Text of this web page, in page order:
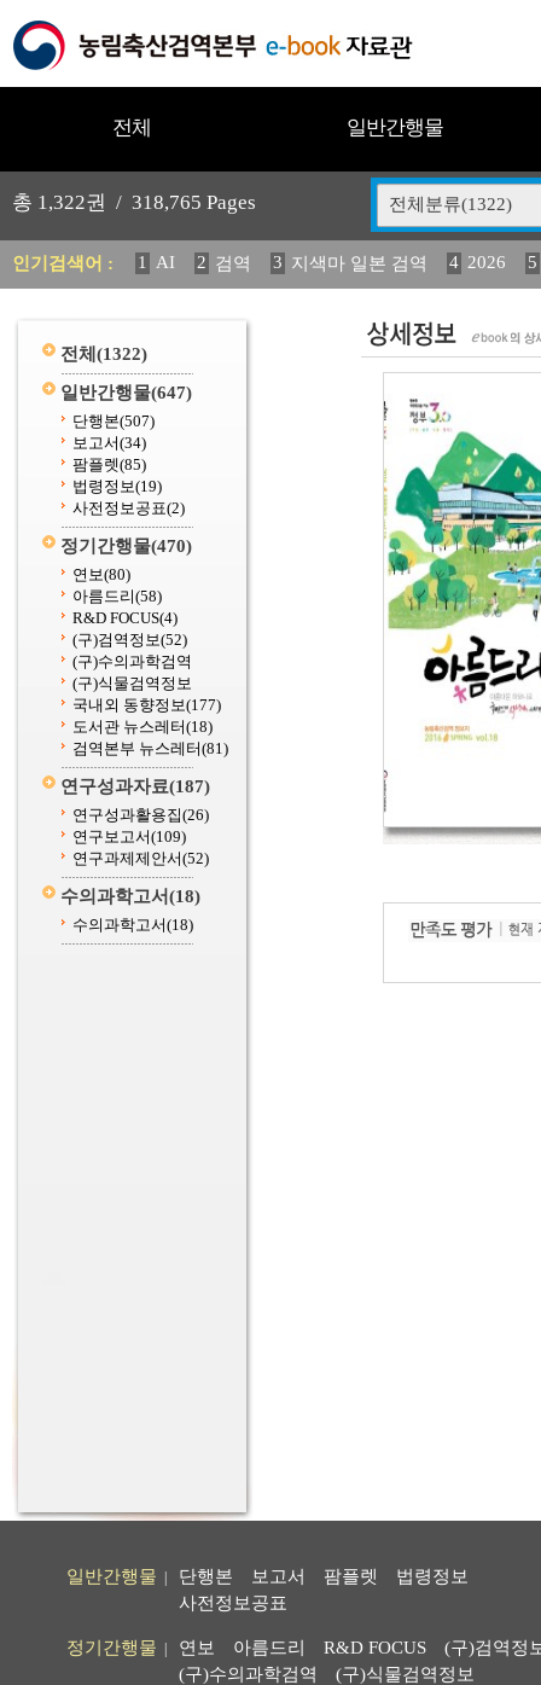
전체 일반간행물
총 1,322권 / 318,765 Pages 전체분류(1322)
인기검색어 : 1 AI 2 검역 3 지색마 일본 검역 4 2026 5
전체 (1322)
일반간행물(647)
단행본(507)
보고서(34)
팜플렛(85)
법령정보(19)
사전정보공표(2)
정기간행물(470)
연보(80)
아름드리(58)
R&D FOCUS(4)
(구)검역정보(52)
(구)수의과학검역
(구)식물검역정보
국내외 동향정보(177)
도서관 뉴스레터(18)
검역본부 뉴스레터(81)
연구성과자료(187)
연구성과활용집(26)
연구보고서(109)
연구과제제안서(52)
수의과학고서(18)
수의과학고서(18)
일반간행물 단행본 보고서 팜플렛
법령정보
사전정보공표
정기간행물 연보 아름드리 R&D FOCUS
(구)검역정
(구)수의과학검역
(구)식물검역정보